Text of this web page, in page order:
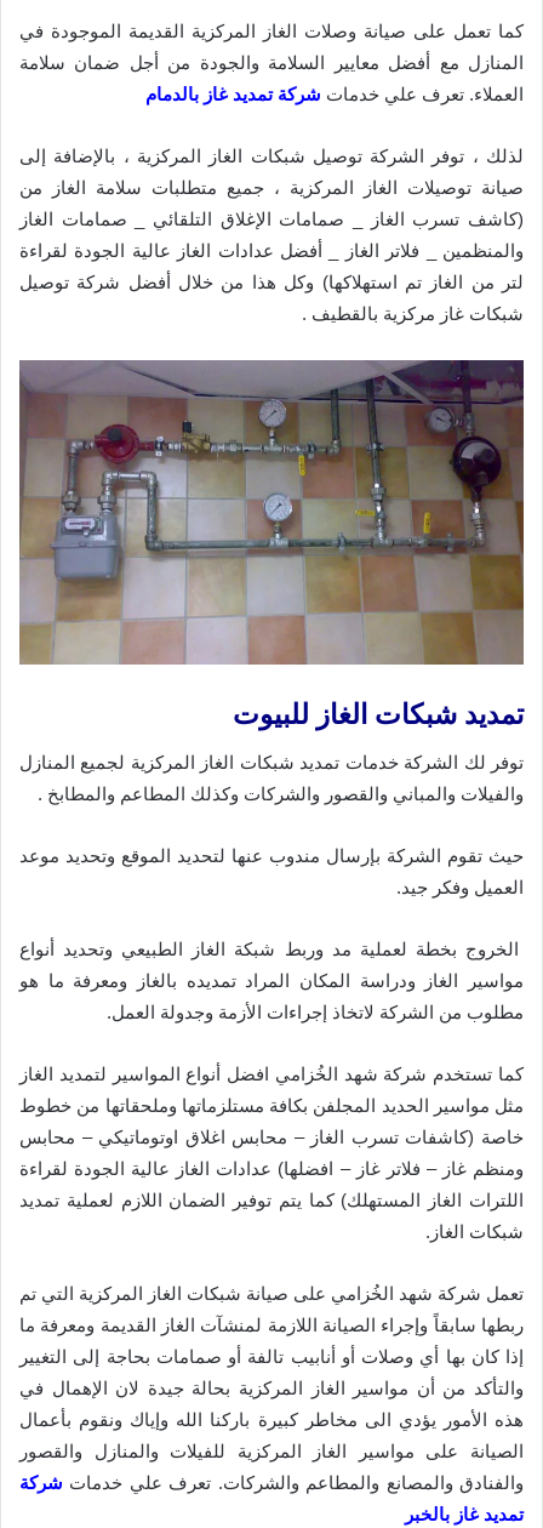
كما تعمل على صيانة وصلات الغاز المركزية القديمة الموجودة في
المنازل مع أفضل معايير السلامة والجودة من أجل ضمان سلامة
العملاء. تعرف علي خدمات شركة تمديد غاز بالدمام
لذلك ، توفر الشركة توصيل شبكات الغاز المركزية ، بالإضافة إلى
صيانة توصيلات الغاز المركزية ، جميع متطلبات سلامة الغاز من
(كاشف تسرب الغاز _ صمامات الإغلاق التلقائي _ صمامات الغاز
والمنظمين _ فلاتر الغاز _ أفضل عدادات الغاز عالية الجودة لقراءة
لتر من الغاز تم استهلاكها) وكل هذا من خلال أفضل شركة توصيل
شبكات غاز مركزية بالقطيف .
تمديد شبكات الغاز للبيوت
توفر لك الشركة خدمات تمديد شبكات الغاز المركزية لجميع المنازل
والفيلات والمباني والقصور والشركات وكذلك المطاعم والمطابخ .
حيث تقوم الشركة بإرسال مندوب عنها لتحديد الموقع وتحديد موعد
العميل وفكر جيد.
الخروج بخطة لعملية مد وربط شبكة الغاز الطبيعي وتحديد أنواع
مواسير الغاز ودراسة المكان المراد تمديده بالغاز ومعرفة ما هو
مطلوب من الشركة لاتخاذ إجراءات الأزمة وجدولة العمل.
كما تستخدم شركة شهد الخُزامي افضل أنواع المواسير لتمديد الغاز
مثل مواسير الحديد المجلفن بكافة مستلزماتها وملحقاتها من خطوط
خاصة (كاشفات تسرب الغاز – محابس اغلاق اوتوماتيكي – محابس
ومنظم غاز – فلاتر غاز – افضلها) عدادات الغاز عالية الجودة لقراءة
اللترات الغاز المستهلك) كما يتم توفير الضمان اللازم لعملية تمديد
شبكات الغاز.
تعمل شركة شهد الخُزامي على صيانة شبكات الغاز المركزية التي تم
ربطها سابقاً وإجراء الصيانة اللازمة لمنشآت الغاز القديمة ومعرفة ما
إذا كان بها أي وصلات أو أنابيب تالفة أو صمامات بحاجة إلى التغيير
والتأكد من أن مواسير الغاز المركزية بحالة جيدة لان الإهمال في
هذه الأمور يؤدي الى مخاطر كبيرة باركنا الله وإياك ونقوم بأعمال
الصيانة على مواسير الغاز المركزية للفيلات والمنازل والقصور
والفنادق والمصانع والمطاعم والشركات. تعرف علي خدمات شركة
تمديد غاز بالخبر